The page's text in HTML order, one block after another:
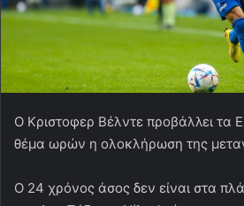
Ο Κριστοφερ Βέλντε προβάλλει τα
θέμα ωρών η ολοκλήρωση της
Ο 24 χρόνος άσος δεν είναι στα